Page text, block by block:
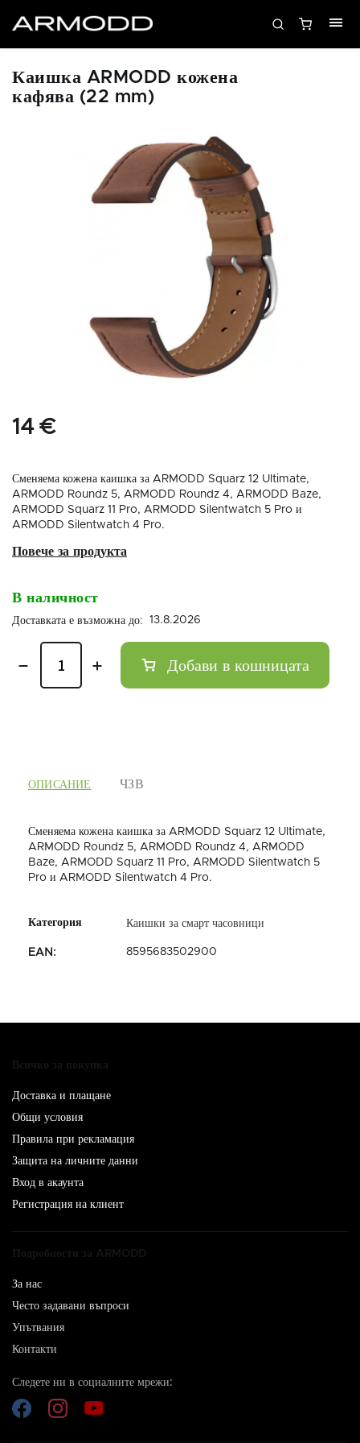
Каишка ARMODD кожена
кафява (22 mm)
14 €
Сменяема кожена каишка за ARMODD Squarz 12 Ultimate,
ARMODD Roundz 5, ARMODD Roundz 4, ARMODD Baze,
ARMODD Squarz 11 Pro, ARMODD Silentwatch 5 Pro и
ARMODD Silentwatch 4 Pro.
В наличност
13.8.2026
ОПИСАНИЕ
Сменяема кожена каишка за ARMODD Squarz 12 Ultimate,
ARMODD Roundz 5, ARMODD Roundz 4, ARMODD
Baze, ARMODD Squarz 11 Pro, ARMODD Silentwatch 5
Pro и ARMODD Silentwatch 4 Pro.
Каишки за смарт часовници
EAN : 8595683502900
Всичко за покупка
Доставка и плащане
Общи условия
Правила при рекламация
Защита на личните данни
Вход в акаунта
Регистрация на клиент
Подробности за ARMODD
За нас
Често задавани въпроси
Упътвания
Контакти
Следете ни в социалните мрежи: